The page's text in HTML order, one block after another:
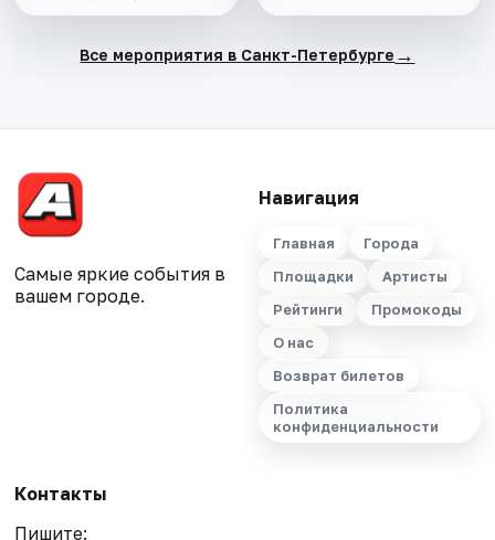
Все мероприятия в Санкт-Петербурге →
Самые яркие события в
вашем городе.
Навигация
Главная
Города
Площадки
Артисты
Рейтинги
Промокоды
О нас
Возврат билетов
Политика
конфиденциальности
Контакты
Пишите: